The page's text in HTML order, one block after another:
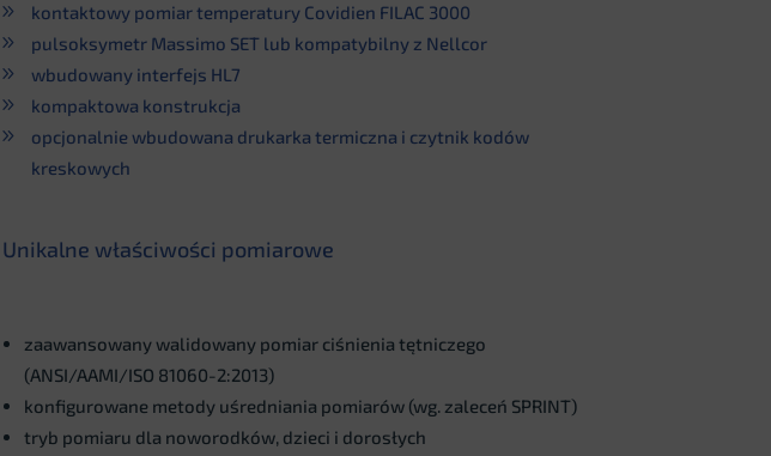
kontaktowy pomiar temperatury Covidien FILAC 3000
pulsoksymetr Massimo SET lub kompatybilny z Nellcor
wbudowany interfejs HL7
kompaktowa konstrukcja
opcjonalnie wbudowana drukarka termiczna i czytnik kodów
kreskowych
Unikalne właściwości pomiarowe
zaawansowany walidowany pomiar ciśnienia tętniczego
(ANSI/AAMI/ISO 81060-2:2013)
konfigurowane metody uśredniania pomiarów (wg. zaleceń SPRINT)
tryb pomiaru dla noworodków, dzieci i dorosłych